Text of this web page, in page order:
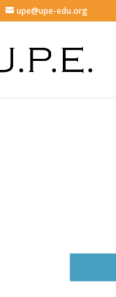
upe@upe-edu.org